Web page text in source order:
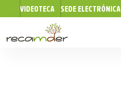
VIDEOTECA SEDE ELECTRÓNICA